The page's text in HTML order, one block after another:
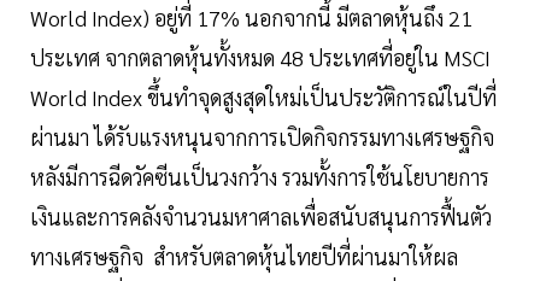
World Index) อยู่ที่ 17% นอกจากนี้ มีตลาดหุ้นถึง 21
ประเทศ จากตลาดหุ้นทั้งหมด 48 ประเทศที่อยู่ใน MSCI
World Index ขึ้นทำจุดสูงสุดใหม่เป็นประวัติการณ์ในปีที่
ผ่านมา ได้รับแรงหนุนจากการเปิดกิจกรรมทางเศรษฐกิจ
หลังมีการฉีดวัคซีนเป็นวงกว้าง รวมทั้งการใช้นโยบายการ
เงินและการคลังจำนวนมหาศาลเพื่อสนับสนุนการฟื้นตัว
ทางเศรษฐกิจ สำหรับตลาดหุ้นไทยปีที่ผ่านมาให้ผล